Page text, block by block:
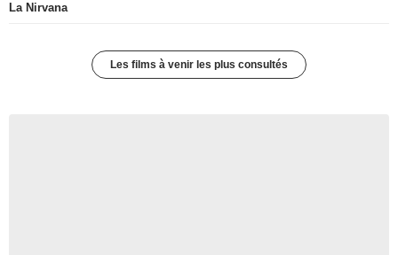
La Nirvana
Les films à venir les plus consultés